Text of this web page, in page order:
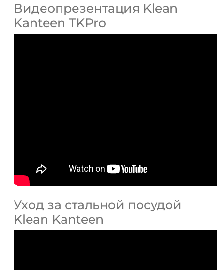
Видеопрезентация Klean
Kanteen TKPro
Уход за стальной посудой
Klean Kanteen